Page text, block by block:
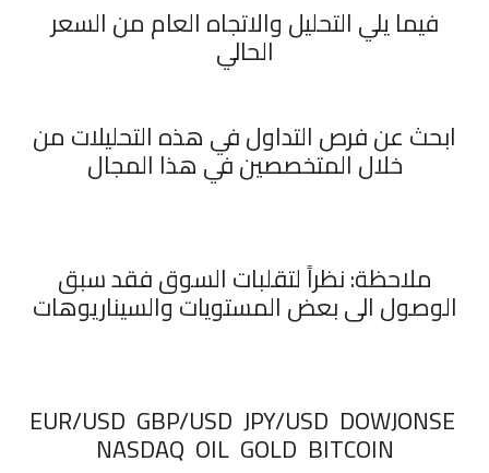
فيما يلي التحليل والاتجاه العام من السعر
الحالي
ابحث عن فرص التداول في هذه التحليلات من
خلال المتخصصين في هذا المجال
ملاحظة: نظراً لتقلبات السوق فقد سبق
الوصول الى بعض المستويات والسيناريوهات
‏EUR/USD GBP/USD JPY/USD DOWJONSE
NASDAQ OIL GOLD BITCOIN